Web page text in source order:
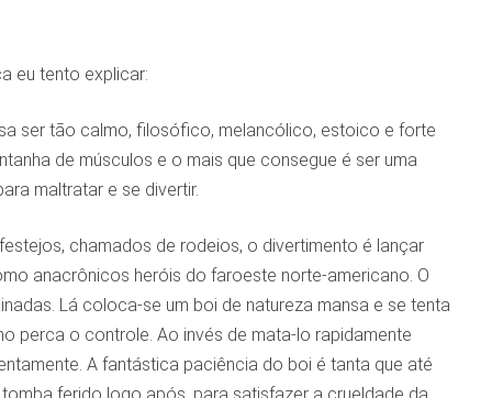
eu tento explicar:
ser tão calmo, filosófico, melancólico, estoico e forte
de músculos e o mais que consegue é ser uma
maltratar e se divertir.
chamados de rodeios, o divertimento é lançar
anacrônicos heróis do faroeste norte-americano. O
Lá coloca-se um boi de natureza mansa e se tenta
perca o controle. Ao invés de mata-lo rapidamente
A fantástica paciência do boi é tanta que até